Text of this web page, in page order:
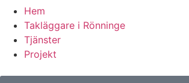
Hem
Takläggare i Rönninge
Tjänster
Projekt